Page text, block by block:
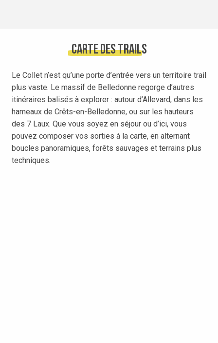
Carte des trails
Le Collet n’est qu’une porte d’entrée vers un territoire trail
plus vaste. Le massif de Belledonne regorge d’autres
itinéraires balisés à explorer : autour d’Allevard, dans les
hameaux de Crêts-en-Belledonne, ou sur les hauteurs
des 7 Laux. Que vous soyez en séjour ou d’ici, vous
pouvez composer vos sorties à la carte, en alternant
boucles panoramiques, forêts sauvages et terrains plus
techniques.